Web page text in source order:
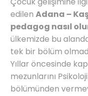
edilen Adana –
pedagog nasıl
ülkemizde bu
tek bir bölüm
Yıllar öncesinde
mezunlarını
bölümünden